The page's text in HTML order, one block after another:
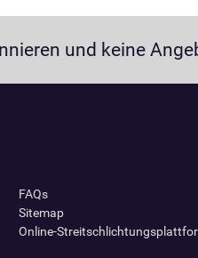
und keine
FAQs
Sitemap
Online-